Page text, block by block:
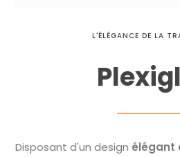
L'ÉLÉGANCE DE LA
Disposant d'un design élégant